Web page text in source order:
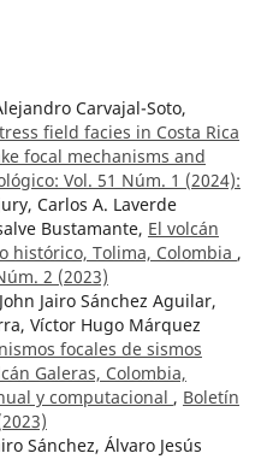
Carvajal-Soto,
field facies in Costa Rica
focal mechanisms and
Vol. 51 Núm. 1 (2024):
Carlos A. Laverde
Bustamante, El volcán
histórico, Tolima, Colombia ,
2 (2023)
Jairo Sánchez Aguilar,
Víctor Hugo Márquez
focales de sismos
Galeras, Colombia,
y computacional , Boletín
Sánchez, Álvaro Jesús